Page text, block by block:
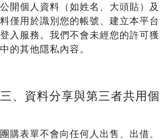
公開個人資料（如姓名、大頭貼）
料僅用於識別您的帳號、建立本平
登入服務。我們不會未經您的許可
中的其他隱私內容。
三、資料分享與第三者共用
團購表單不會向任何人出售、出借